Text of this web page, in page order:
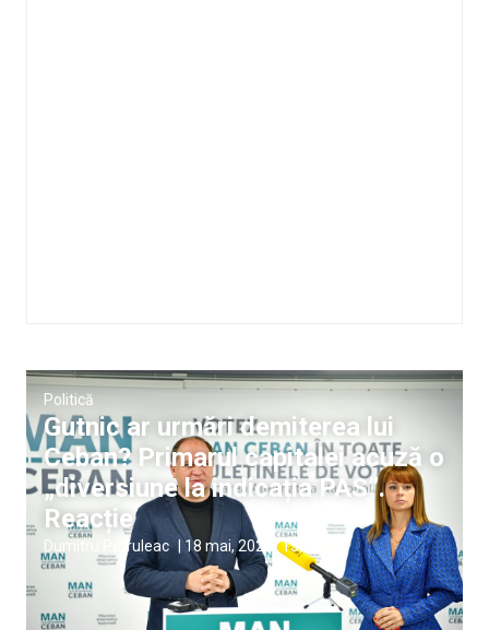
Politică
Gutnic ar urmări demiterea lui
Ceban? Primarul capitalei acuză o
„diversiune la indicația PAS”.
Reacție
Dumitru Petruleac 18 mai, 2026 13:58